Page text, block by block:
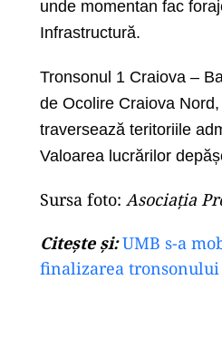
unde momentan fac
Infrastructură.
Tronsonul 1 Craiova –
de Ocolire Craiova
traversează teritoriile
Valoarea lucrărilor
Sursa foto: Asociația
Citește și: UMB s-a
finalizarea tronsonului